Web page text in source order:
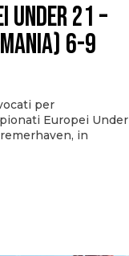
Under 21 –
6-9
per
Europei Under
in